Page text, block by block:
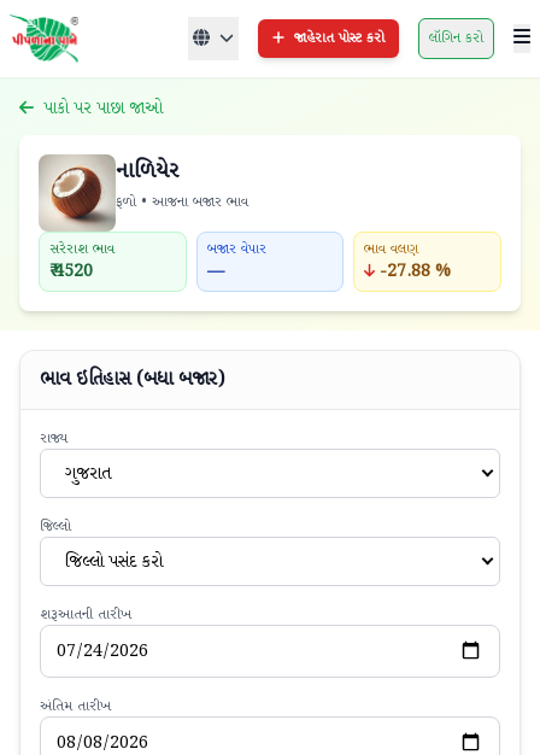
જાહેરાત પોસ્ટ કરો લૉગિન કરો
પાકો પર પાછા જાઓ
નાળિયેર
ફળો • આજના બજાર ભાવ
સરેરાશ ભાવ
₹ 4520
બજાર વેપાર
—
ભાવ વલણ
-27.88 %
ભાવ ઇતિહાસ (બધા બજાર)
રાજ્ય
ગુજરાત
જિલ્લો
જિલ્લો પસંદ કરો
શરૂઆતની તારીખ
અંતિમ તારીખ